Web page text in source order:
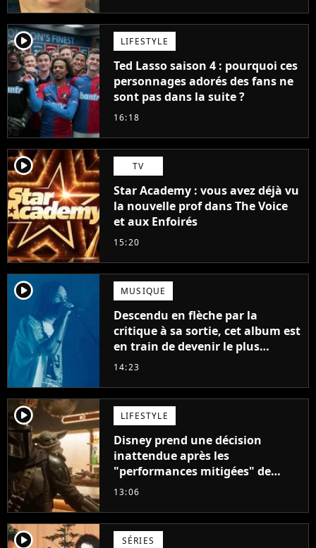
player2 LIFESTYLE
Ted Lasso saison 4 : pourquoi ces
personnages adorés des fans ne
sont pas dans la suite ?
16:18
player2 TV
Star Academy : vous avez déjà vu
la nouvelle prof dans The Voice
et aux Enfoirés
15:20
player2 MUSIQUE
Descendu en flèche par la
critique à sa sortie, cet album est
en train de devenir le plus
populaire de son auteur
14:23
player2 LIFESTYLE
Disney prend une décision
inattendue après les
"performances mitigées" de
Vaiana et The Mandalorian &
13:06
player2 SÉRIES